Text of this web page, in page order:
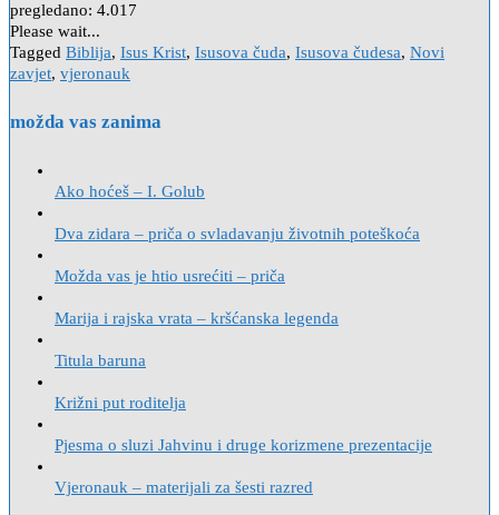
pregledano: 4.017
Please wait...
Tagged Biblija, Isus Krist, Isusova čuda, Isusova čudesa, Novi
zavjet, vjeronauk
možda vas zanima
Ako hoćeš – I. Golub
Dva zidara – priča o svladavanju životnih poteškoća
Možda vas je htio usrećiti – priča
Marija i rajska vrata – kršćanska legenda
Titula baruna
Križni put roditelja
Pjesma o sluzi Jahvinu i druge korizmene prezentacije
Vjeronauk – materijali za šesti razred